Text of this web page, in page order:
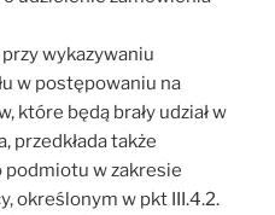
wykazywaniu
w postępowaniu na
które będą brały udział w
przedkłada także
w zakresie
określonym w pkt III.4.2.